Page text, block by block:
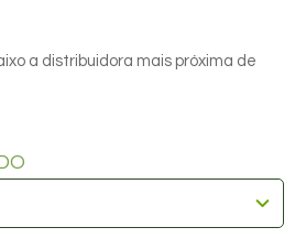
a distribuidora mais próxima de